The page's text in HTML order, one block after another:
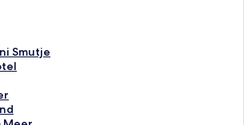
Smutje